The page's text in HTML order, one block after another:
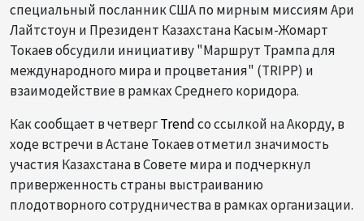
специальный посланник США по мирным миссиям Ари
Лайтстоун и Президент Казахстана Касым-Жомарт
Токаев обсудили инициативу "Маршрут Трампа для
международного мира и процветания" (TRIPP) и
взаимодействие в рамках Среднего коридора.
Как сообщает в четвергTrendсо ссылкой на Акорду, в
ходе встречи в Астане Токаев отметил значимость
участия Казахстана в Совете мира и подчеркнул
приверженность страны выстраиванию
плодотворного сотрудничества в рамках организации.